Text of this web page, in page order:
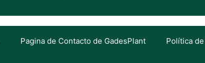
Pagina de Contacto de GadesPlant Política